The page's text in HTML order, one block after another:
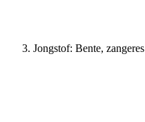
Jongstof: Bente, zangeres